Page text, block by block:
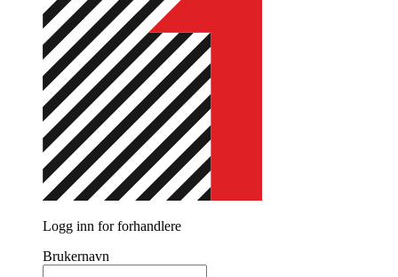
Logg inn for forhandlere
Brukernavn